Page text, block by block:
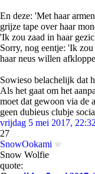
En deze: 'Met haar
grijze tape over haar
'Ik zou zaad in haar
Sorry, nog eentje: 'Ik
haar neus willen
Sowieso belachelijk dat
Als het gaat om het
moet dat gewoon via de
geen dubieus clubje
vrijdag 5 mei 2017,
27
SnowOokami
Snow Wolfie
quote: